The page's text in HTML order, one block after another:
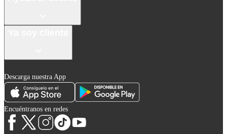
Descarga nuestra App
Encuéntranos en redes